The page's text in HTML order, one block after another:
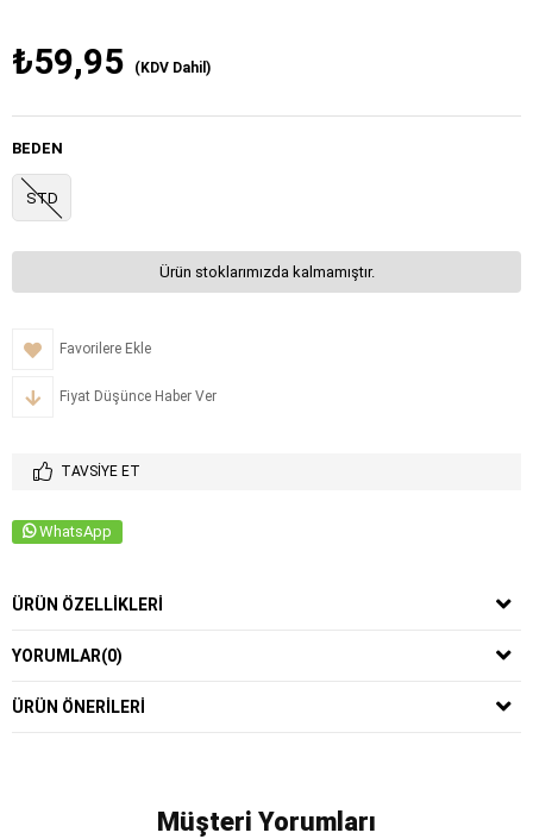
₺59,95 (KDV Dahil)
BEDEN
STD
Ürün stoklarımızda kalmamıştır.
Favorilere Ekle
Fiyat Düşünce Haber Ver
TAVSIYE ET
WhatsApp
ÜRÜN ÖZELLIKLERI
YORUMLAR(0)
ÜRÜN ÖNERILERI
Müşteri Yorumları